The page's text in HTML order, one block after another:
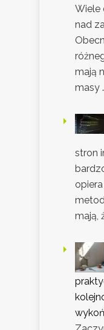
Wiele
nad
mają
masy
stron
mają,